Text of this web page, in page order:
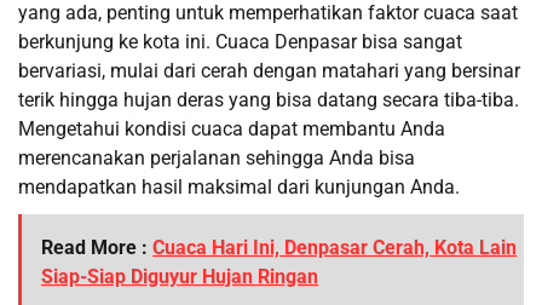
yang ada, penting untuk memperhatikan faktor cuaca saat
berkunjung ke kota ini. Cuaca Denpasar bisa sangat
bervariasi, mulai dari cerah dengan matahari yang bersinar
terik hingga hujan deras yang bisa datang secara tiba-tiba.
Mengetahui kondisi cuaca dapat membantu Anda
merencanakan perjalanan sehingga Anda bisa
mendapatkan hasil maksimal dari kunjungan Anda.
Read More : Cuaca Hari Ini, Denpasar Cerah, Kota Lain
Siap-Siap Diguyur Hujan Ringan